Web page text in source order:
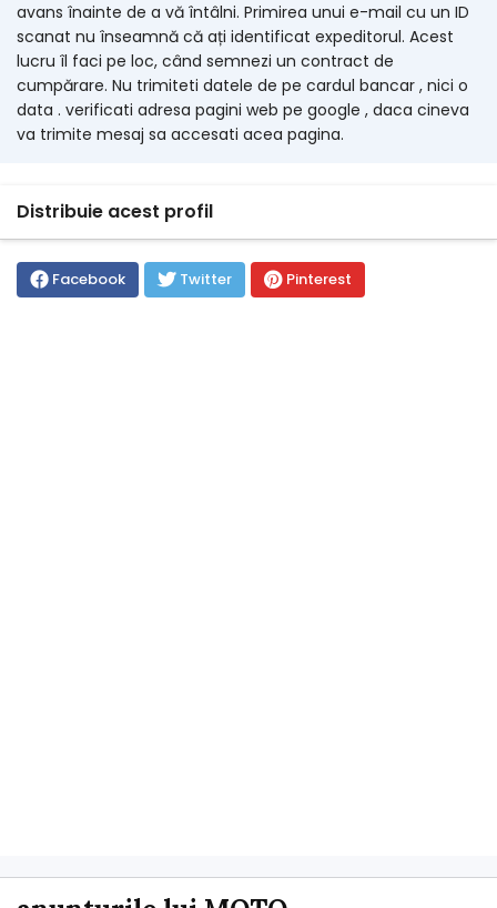
avans înainte de a vă întâlni. Primirea unui e-mail cu un ID
scanat nu înseamnă că ați identificat expeditorul. Acest
lucru îl faci pe loc, când semnezi un contract de
cumpărare. Nu trimiteti datele de pe cardul bancar , nici o
data . verificati adresa pagini web pe google , daca cineva
va trimite mesaj sa accesati acea pagina.
Distribuie acest profil
Facebook Twitter Pinterest